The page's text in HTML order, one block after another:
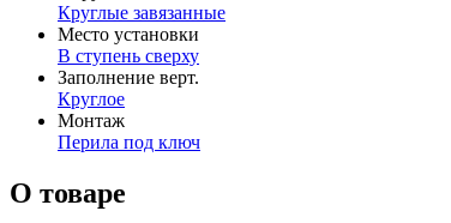
Круглые завязанные
Место установки
В ступень сверху
Заполнение верт.
Круглое
Монтаж
Перила под ключ
О товаре